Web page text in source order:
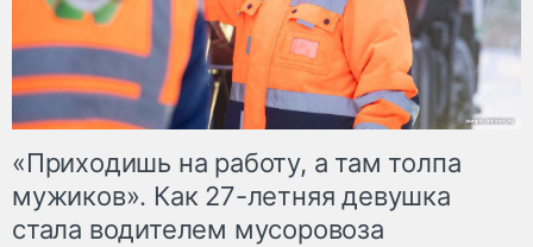
«Приходишь на работу, а там толпа
мужиков». Как 27-летняя девушка
стала водителем мусоровоза